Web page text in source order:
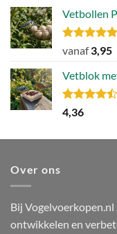
Vetbollen
Gewaardeerd
uit 5
vanaf3,95
Vetblok
Gewaardeerd
4.44
4,36
Over ons
Bij
ontwikkelen en